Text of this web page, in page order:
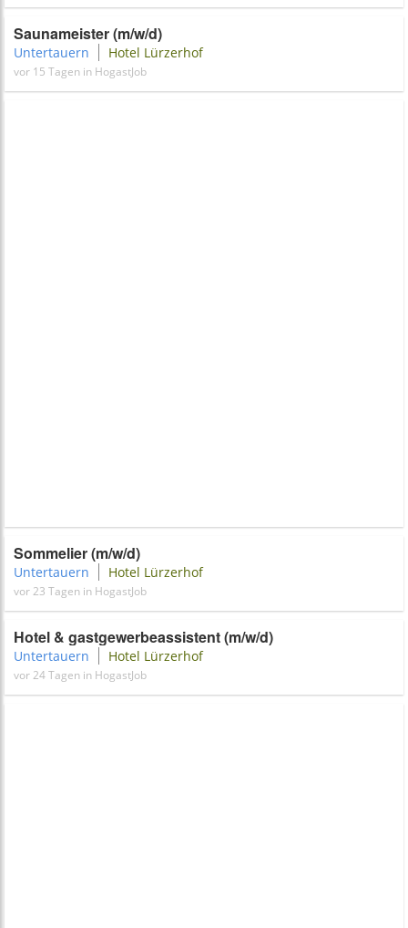
Saunameister (m/w/d)
Untertauern Hotel Lürzerhof
vor 15 Tagen in HogastJob
Sommelier (m/w/d)
Untertauern Hotel Lürzerhof
vor 23 Tagen in HogastJob
Hotel & gastgewerbeassistent (m/w/d)
Untertauern Hotel Lürzerhof
vor 24 Tagen in HogastJob